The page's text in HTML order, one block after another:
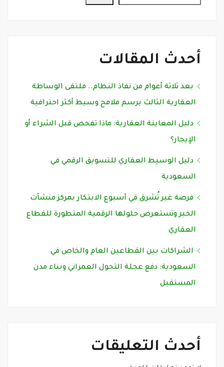
أحدث المقالات
بعد ثلاثة أعوام من نفاذ النظام.. ملتقى الوساطة
العقارية الثالث يرسم ملامح وسيط أكثر احترافية
دليل المعاينة العقارية: ماذا تفحص قبل الشراء أو
الإيجار؟
دليل الوسيط العقاري للتسويق الرقمي في
السعودية
فرصة غير تُشرق في أسبوع الابتكار بمركز منشآت
الخبر وتستعرض حلولها الرقمية المتطورة للقطاع
العقاري
الشراكات بين القطاعين العام والخاص في
السعودية: دفع عجلة التحول العمراني وبناء مدن
المستقبل
أحدث التعليقات